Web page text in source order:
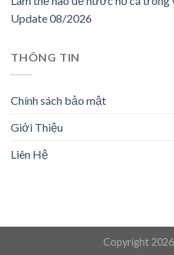
Update 08/2026
THÔNG TIN
Chính sách bảo mật
Giới Thiệu
Liên Hệ
Copyright